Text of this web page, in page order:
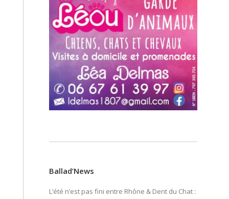
Ballad’News
L’été n’est pas fini entre Rhône & Dent du Chat :